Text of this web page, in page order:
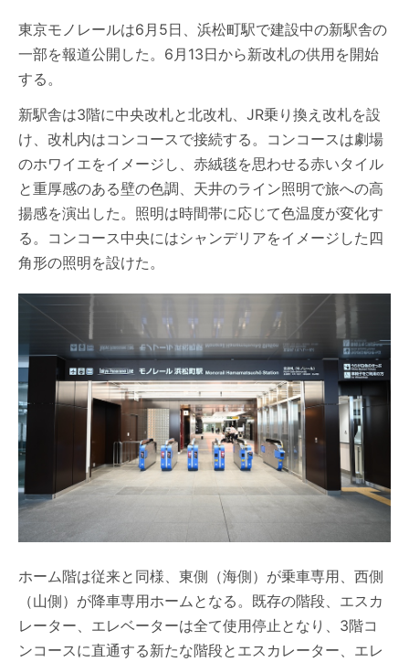
東京モノレールは6月5日、浜松町駅で建設中の新駅舎の
一部を報道公開した。6月13日から新改札の供用を開始
する。
新駅舎は3階に中央改札と北改札、JR乗り換え改札を設
け、改札内はコンコースで接続する。コンコースは劇場
のホワイエをイメージし、赤絨毯を思わせる赤いタイル
と重厚感のある壁の色調、天井のライン照明で旅への高
揚感を演出した。照明は時間帯に応じて色温度が変化す
る。コンコース中央にはシャンデリアをイメージした四
角形の照明を設けた。
ホーム階は従来と同様、東側（海側）が乗車専用、西側
（山側）が降車専用ホームとなる。既存の階段、エスカ
レーター、エレベーターは全て使用停止となり、3階コ
ンコースに直通する新たな階段とエスカレーター、エレ